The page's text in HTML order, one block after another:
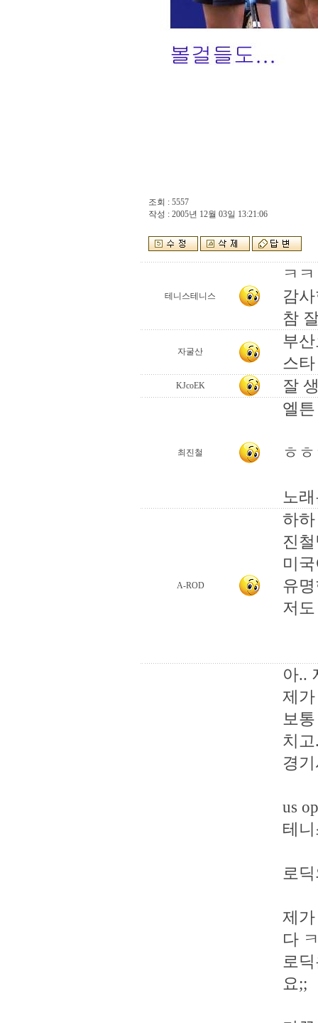
조회 : 5557
작성 : 2005년 12월 03일 13:21:06
테니스테니스
ㅋ
감
참
자굴산
부
스
KJcoEK 잘
최진철
엘
ㅎ
노
A-ROD
하
진
미
유
저
아..
제
보
치
경
us
테
로
제
다
로
요;;